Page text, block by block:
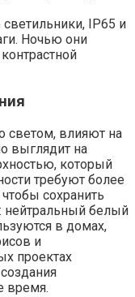
IP65 и
Ночью они
светом, влияют на
выглядит на
который
требуют более
сохранить
нейтральный белый
в домах,
и
проектах
время.